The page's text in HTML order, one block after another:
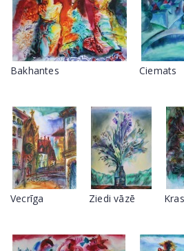
Bakhantes Ciemats
Vecrīga Ziedi vāzē